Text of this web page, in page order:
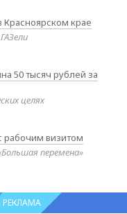
крае
50 тысяч рублей за
целях
рабочим визитом
перемена»
РЕКЛАМА